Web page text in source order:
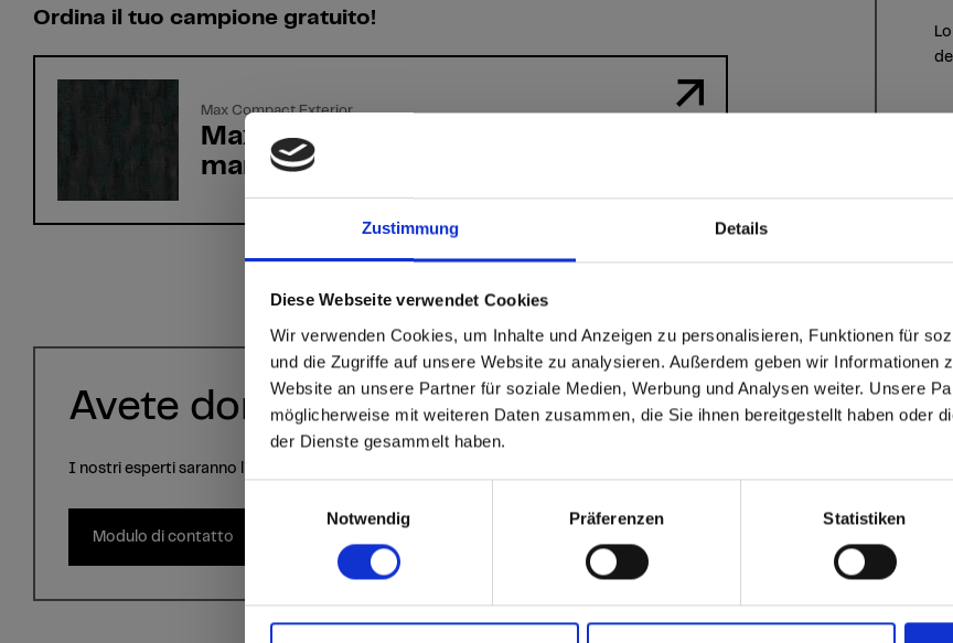
Zustimmung Details
Diese Webseite verwendet Cookies
Wir verwenden Cookies, um Inhalte und Anzeigen zu personalisieren, Funktionen für
und die Zugriffe auf unsere Website zu analysieren. Außerdem geben wir Informationen
Website an unsere Partner für soziale Medien, Werbung und Analysen weiter. Unsere
möglicherweise mit weiteren Daten zusammen, die Sie ihnen bereitgestellt haben oder
der Dienste gesammelt haben.
Notwendig
Präferenzen Statistiken
Are you based in the Stati
Go to the Fundermax North America website directly from here or discover what
and the rest of the world!
Ordina il tuo campione gratuito!
Max Compact Exterior
Max Compact Exterior Nucleo
marrone F-Qualità 0386 Blues NT
Avete domande?
I nostri esperti saranno lieti di aiutarvi!
Modulo di contatto